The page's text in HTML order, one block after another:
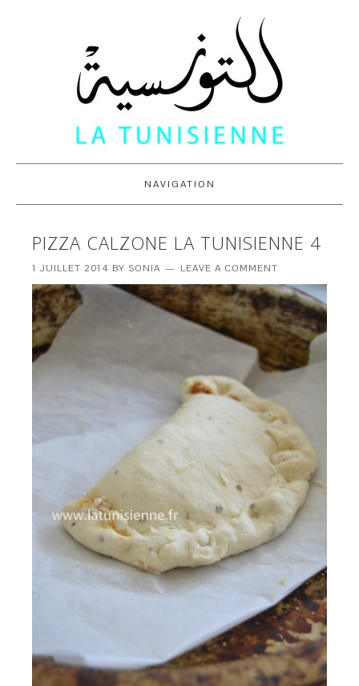
NAVIGATION
PIZZA CALZONE LA TUNISIENNE 4
1 JUILLET 2014 BYSONIA LEAVE A COMMENT